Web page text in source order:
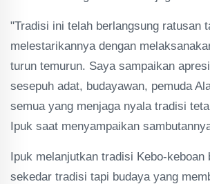
"Tradisi ini telah berlangsung ratusan
melestarikannya dengan
turun temurun. Saya sampaikan
sesepuh adat, budayawan, pemuda
semua yang menjaga nyala tradisi
Ipuk saat menyampaikan
Ipuk melanjutkan tradisi Kebo-keboan
sekedar tradisi tapi budaya yang